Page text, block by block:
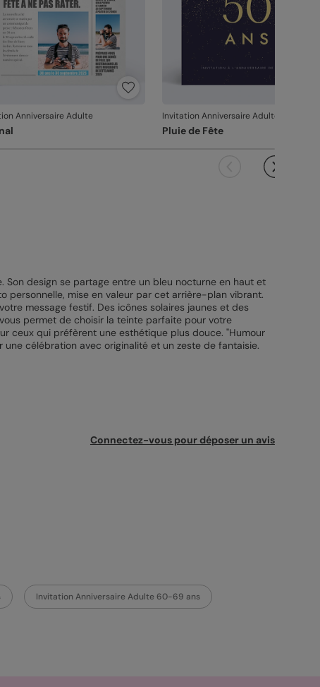
Anniversaire Adulte Invitation Anniversaire Adulte
Pluie de Fête
Son design se partage entre un bleu nocturne en haut et
personnelle, mise en valeur par cet arrière-plan vibrant.
message festif. Des icônes solaires jaunes et des
permet de choisir la teinte parfaite pour votre
ceux qui préfèrent une esthétique plus douce. "Humour
célébration avec originalité et un zeste de fantaisie.
Connectez-vous pour déposer un avis
Invitation Anniversaire Adulte 60-69 ans